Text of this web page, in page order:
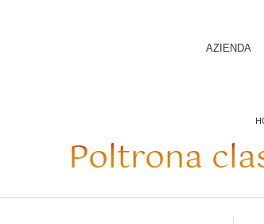
AZIENDA
Poltrona